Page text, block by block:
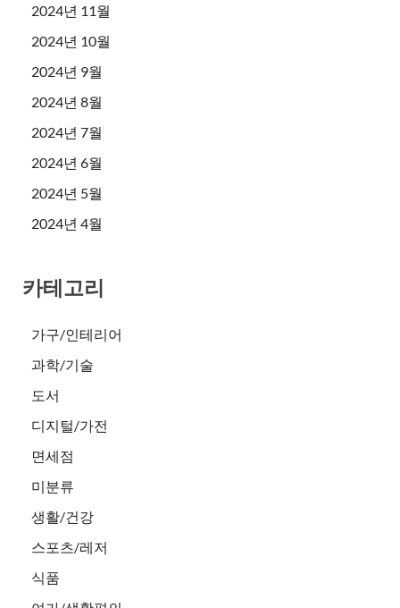
2024년 11월
2024년 10월
2024년 9월
2024년 8월
2024년 7월
2024년 6월
2024년 5월
2024년 4월
카테고리
가구/인테리어
과학/기술
도서
디지털/가전
면세점
미분류
생활/건강
스포츠/레저
식품